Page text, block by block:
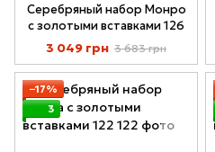
Серебряный набор Монро
с золотыми вставками 126
3 049 грн 3 683 грн
−17%
3